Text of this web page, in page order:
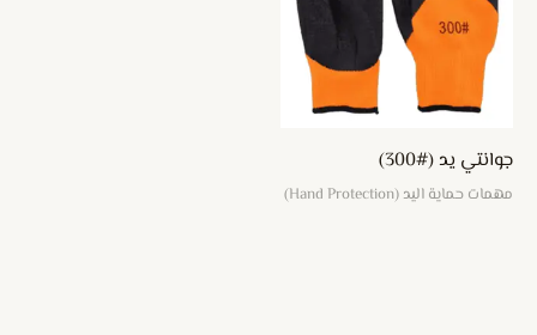
جوانتي يد (#300)
مهمات حماية اليد (Hand Protection)